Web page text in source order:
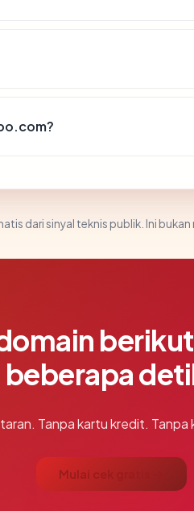
dari sinyal teknis publik. Ini bukan
beberapa
Tanpa kartu kredit.
Mulai cek gratis →